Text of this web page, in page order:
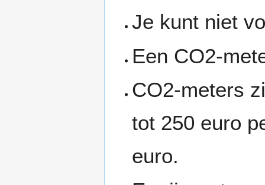
Je kunt niet
Een CO2-
CO2-meters
tot 250 euro
euro.